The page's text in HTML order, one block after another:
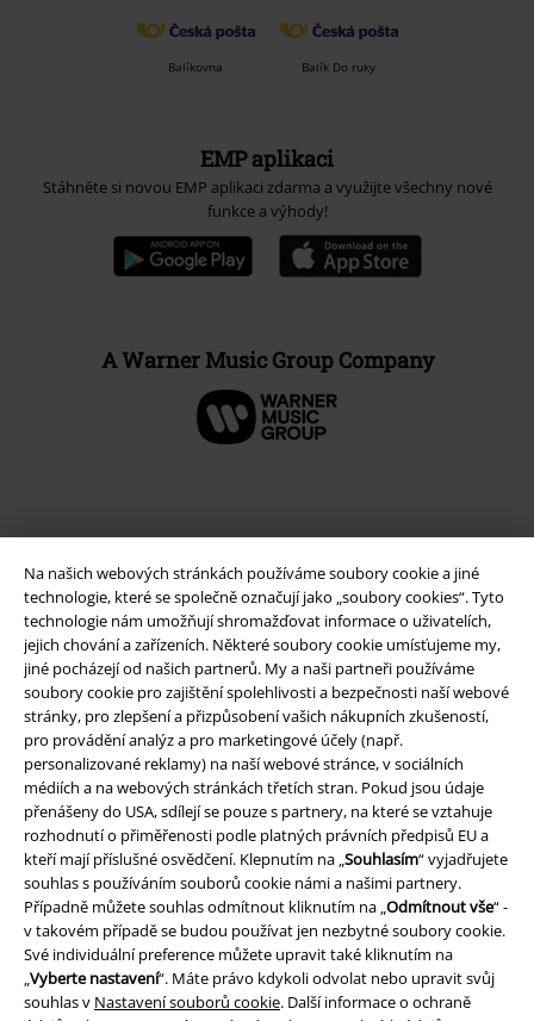
Na našich webových stránkách používáme soubory cookie a jiné
technologie, které se společně označují jako „soubory cookies“. Tyto
technologie nám umožňují shromažďovat informace o uživatelích,
jejich chování a zařízeních. Některé soubory cookie umísťujeme my,
jiné pocházejí od našich partnerů. My a naši partneři používáme
soubory cookie pro zajištění spolehlivosti a bezpečnosti naší webové
stránky, pro zlepšení a přizpůsobení vašich nákupních zkušeností,
pro provádění analýz a pro marketingové účely (např.
personalizované reklamy) na naší webové stránce, v sociálních
médiích a na webových stránkách třetích stran. Pokud jsou údaje
přenášeny do USA, sdílejí se pouze s partnery, na které se vztahuje
rozhodnutí o přiměřenosti podle platných právních předpisů EU a
kteří mají příslušné osvědčení. Klepnutím na „Souhlasím“ vyjadřujete
souhlas s používáním souborů cookie námi a našimi partnery.
Případně můžete souhlas odmítnout kliknutím na „Odmítnout vše“ -
v takovém případě se budou používat jen nezbytné soubory cookie.
Své individuální preference můžete upravit také kliknutím na
„Vyberte nastavení“. Máte právo kdykoli odvolat nebo upravit svůj
souhlas v Nastavení souborů cookie. Další informace o ochraně
Balíkovna Balík Do ruky
EMP aplikaci
Stáhněte si novou EMP aplikaci zdarma a využijte všechny nové
funkce a výhody!
A Warner Music Group Company
Právní informace
Podmínky
Prohlášení
Ochrana osobních údajů
Likvidace odpadu a ochrana životního prostředí
Prohlášení o shodě
Informace o přístupnosti